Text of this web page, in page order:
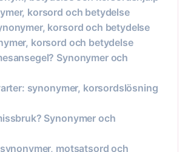
korsord och betydelse
korsord och betydelse
korsord och betydelse
Synonymer och
synonymer, korsordslösning
Synonymer och
motsatsord och